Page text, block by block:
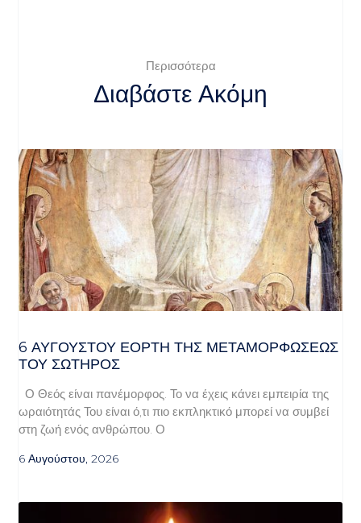
Περισσότερα
Διαβάστε Ακόμη
6 ΑΥΓΟΥΣΤΟΥ ΕΟΡΤΗ ΤΗΣ ΜΕΤΑΜΟΡΦΩΣΕΩΣ
ΤΟΥ ΣΩΤΗΡΟΣ
Ο Θεός είναι πανέμορφος. Το να έχεις κάνει εμπειρία της
ωραιότητάς Του είναι ό,τι πιο εκπληκτικό μπορεί να συμβεί
στη ζωή ενός ανθρώπου. Ο
6 Αυγούστου, 2026